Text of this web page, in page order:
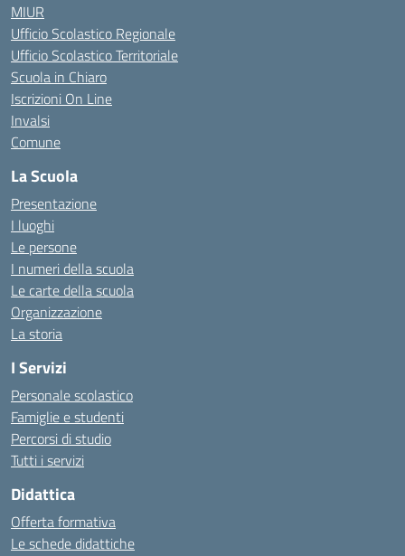
MIUR
Ufficio Scolastico Regionale
Ufficio Scolastico Territoriale
Scuola in Chiaro
Iscrizioni On Line
Invalsi
Comune
La Scuola
Presentazione
I luoghi
Le persone
I numeri della scuola
Le carte della scuola
Organizzazione
La storia
I Servizi
Personale scolastico
Famiglie e studenti
Percorsi di studio
Tutti i servizi
Didattica
Offerta formativa
Le schede didattiche